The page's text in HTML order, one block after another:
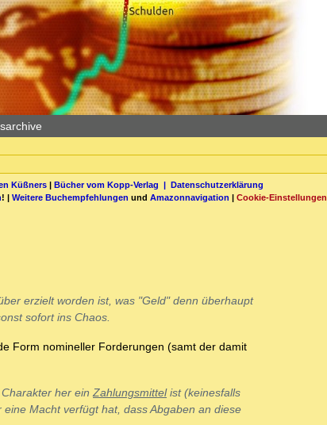
Küßners| Bücher vom Kopp-Verlag | Datenschutzerklärung
! | Weitere Buchempfehlungen und Amazonnavigation | Cookie-Einstellungen
erzielt worden ist, was "Geld" denn überhaupt
sofort ins Chaos.
Form nomineller Forderungen (samt der damit
Charakter her einZahlungsmittelist (keinesfalls
eine Machtverfügt hat, dass Abgaben an diese